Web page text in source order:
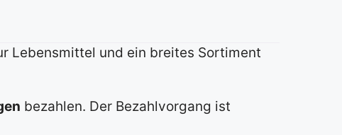
Lebensmittel und ein breites Sortiment
bezahlen. Der Bezahlvorgang ist